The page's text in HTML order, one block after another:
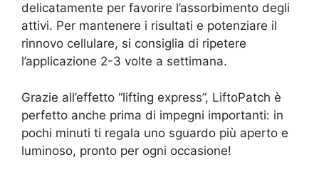
delicatamente per favorire l’assorbimento degli
attivi. Per mantenere i risultati e potenziare il
rinnovo cellulare, si consiglia di ripetere
l’applicazione 2-3 volte a settimana.
Grazie all’effetto “lifting express”, LiftoPatch è
perfetto anche prima di impegni importanti: in
pochi minuti ti regala uno sguardo più aperto e
luminoso, pronto per ogni occasione!